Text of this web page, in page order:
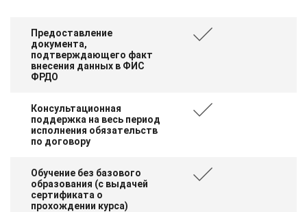
Предоставление
документа,
подтверждающего факт
внесения данных в ФИС
ФРДО
Консультационная
поддержка на весь период
исполнения обязательств
по договору
Обучение без базового
образования (с выдачей
сертификата о
прохождении курса)